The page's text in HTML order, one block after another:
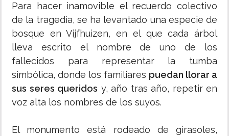
Para hacer inamovible el recuerdo colectivo
de la tragedia, se ha levantado una especie de
bosque en Vijfhuizen, en el que cada árbol
lleva escrito el nombre de uno de los
fallecidos para representar la tumba
simbólica, donde los familiares puedan llorar a
sus seres queridos y, año tras año, repetir en
voz alta los nombres de los suyos.
El monumento está rodeado de girasoles,